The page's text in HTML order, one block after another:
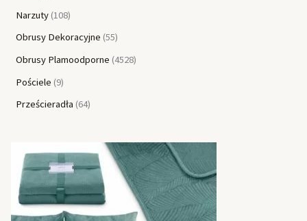
Narzuty 108
Obrusy Dekoracyjne 55
Obrusy Plamoodporne 4528
Pościele 9
Prześcieradła 64